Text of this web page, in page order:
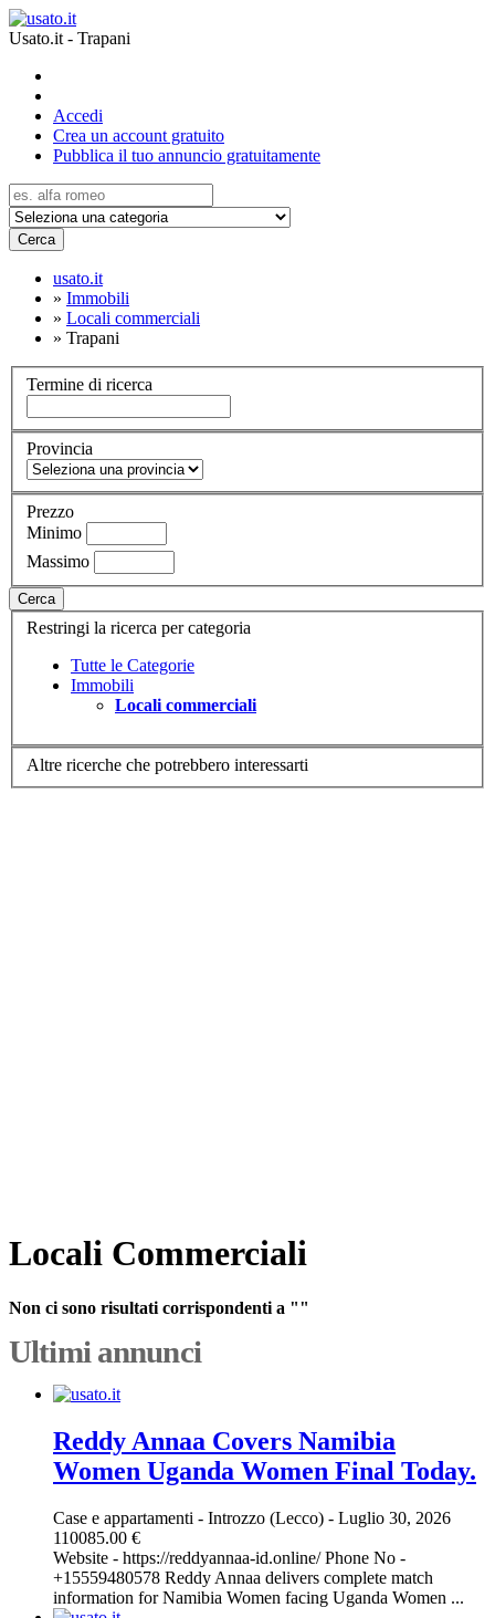
Usato.it - Trapani
Accedi
Crea un account gratuito
Pubblica il tuo annuncio gratuitamente
Cerca
usato.it
» Immobili
» Locali commerciali
» Trapani
Termine di ricerca
Provincia
Prezzo
Minimo
Massimo
Cerca
Restringi la ricerca per categoria
Tutte le Categorie
Immobili
Locali commerciali
Altre ricerche che potrebbero interessarti
Locali Commerciali
Non ci sono risultati corrispondenti a ""
Ultimi annunci
Reddy Annaa Covers Namibia
Women Uganda Women Final Today.
Case e appartamenti - Introzzo (Lecco) - Luglio 30, 2026
110085.00 €
Website - https://reddyannaa-id.online/ Phone No -
+15559480578 Reddy Annaa delivers complete match
information for Namibia Women facing Uganda Women ...